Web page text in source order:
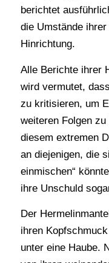
berichtet
die Umstände
Hinrichtung.
Alle Berichte ihrer
wird vermutet,
zu kritisieren, um
weiteren Folgen
diesem extremen
an diejenigen, die
einmischen“
ihre Unschuld
Der
ihren
unter eine Haube.